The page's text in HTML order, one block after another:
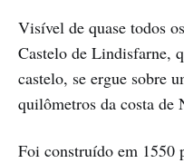
Visível de quase todos
Castelo de Lindisfarne,
castelo, se ergue sobre
quilômetros da costa de
Foi construído em 1550